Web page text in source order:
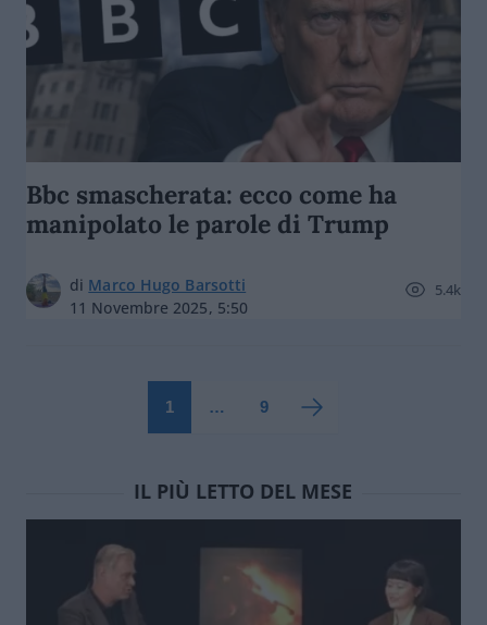
Bbc smascherata: ecco come ha
manipolato le parole di Trump
di Marco Hugo Barsotti
11 Novembre 2025, 5:50
5.4k
1 … 9
IL PIÙ LETTO DEL MESE